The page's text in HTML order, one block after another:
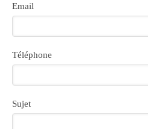
Email
Téléphone
Sujet